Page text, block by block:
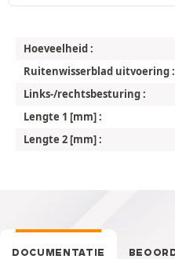
Hoeveelheid :
Ruitenwisserblad uitvoering :
Links-/rechtsbesturing :
Lengte 1 [mm] :
Lengte 2 [mm] :
DOCUMENTATIE